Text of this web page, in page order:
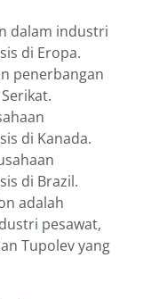
dalam industri
di Eropa.
penerbangan
di Kanada.
di Brazil.
adalah
pesawat,
Tupolev yang